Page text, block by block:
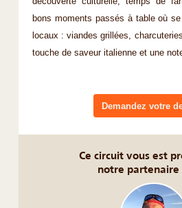
bons moments passés à table où
locaux : viandes grillées,
touche de saveur italienne et une
Demandez votre
Ce circuit vous est
notre partenaire